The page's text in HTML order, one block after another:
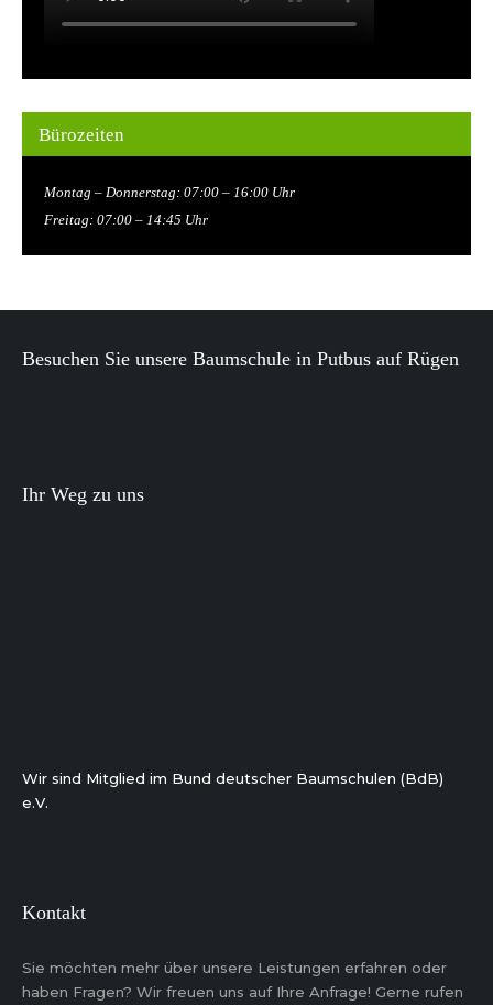
Bürozeiten
Montag – Donnerstag: 07:00 – 16:00 Uhr
Freitag: 07:00 – 14:45 Uhr
Besuchen Sie unsere Baumschule in Putbus auf Rügen
Ihr Weg zu uns
Wir sind Mitglied im Bund deutscher Baumschulen (BdB)
e.V.
Kontakt
Sie möchten mehr über unsere Leistungen erfahren oder
haben Fragen? Wir freuen uns auf Ihre Anfrage! Gerne rufen